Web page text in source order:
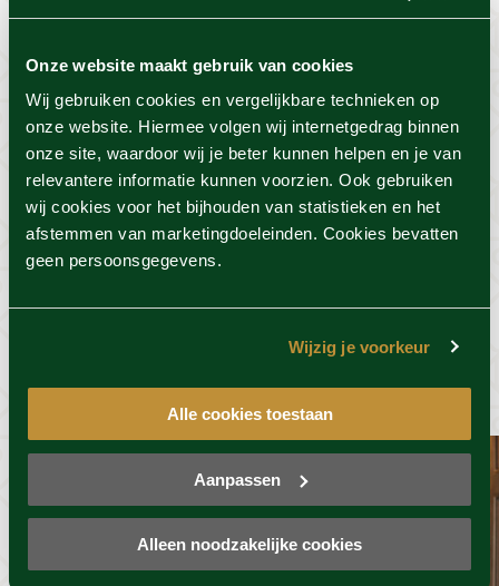
Onze website maakt gebruik van cookies
Wij gebruiken cookies en vergelijkbare technieken op
onze website. Hiermee volgen wij internetgedrag binnen
onze site, waardoor wij je beter kunnen helpen en je van
relevantere informatie kunnen voorzien. Ook gebruiken
wij cookies voor het bijhouden van statistieken en het
afstemmen van marketingdoeleinden. Cookies bevatten
geen persoonsgegevens.
Wijzig je voorkeur
Alle cookies toestaan
Aanpassen
Alleen noodzakelijke cookies
Foto's
Locatie
Voorwaarden
Dit vind je misschien ook
wel leuk